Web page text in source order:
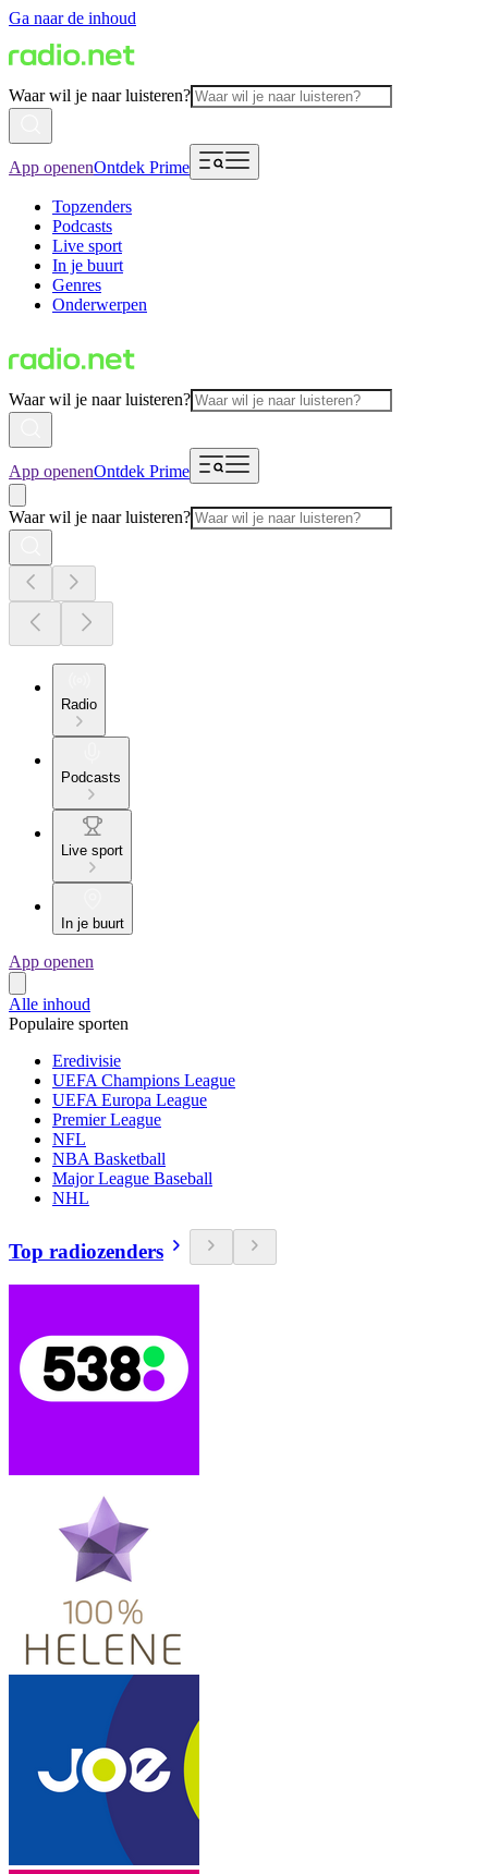
Ga naar de inhoud
Waar wil je naar luisteren?
App openenOntdek Prime
Topzenders
Podcasts
Live sport
In je buurt
Genres
Onderwerpen
Waar wil je naar luisteren?
App openenOntdek Prime
Waar wil je naar luisteren?
Radio
Podcasts
Live sport
In je buurt
App openen
Alle inhoud
Populaire sporten
Eredivisie
UEFA Champions League
UEFA Europa League
Premier League
NFL
NBA Basketball
Major League Baseball
NHL
Top radiozenders